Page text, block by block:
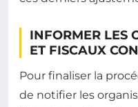
INFORMER LES
ET FISCAUX
Pour finaliser la
de notifier les